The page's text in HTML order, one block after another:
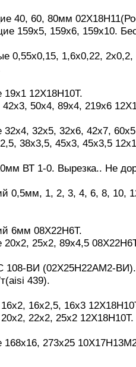
40, 60, 80мм
159х5, 159х6, 159х10.
0,55х0,15, 1,6х0,22,
12Х18Н10Т.
50х4, 89х4, 219х6
32х5, 32х6, 42х7,
38х3,5, 45х3, 45х3,5
ВТ 1-0. Вырезка.. Не
0,5мм, 1, 2, 3, 4, 6, 8, 10,
6мм 08Х22Н6Т.
25х2, 89х4,5
108-ВИ (02Х25Н22АМ2-ВИ).
439).
16х2,5, 16х3
22х2, 25х2 12Х18Н10Т.
273х25